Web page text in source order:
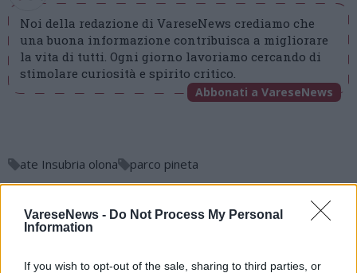
VareseNews - Do Not Process My Personal
Information
If you wish to opt-out of the sale, sharing to third parties, or
Noi della redazione di VareseNews crediamo che
una buona informazione contribuisca a migliorare
la vita di tutti. Ogni giorno lavoriamo cercando di
stimolare curiosità e spirito critico.
Abbonati a VareseNews
ate Insubria olona parco pineta